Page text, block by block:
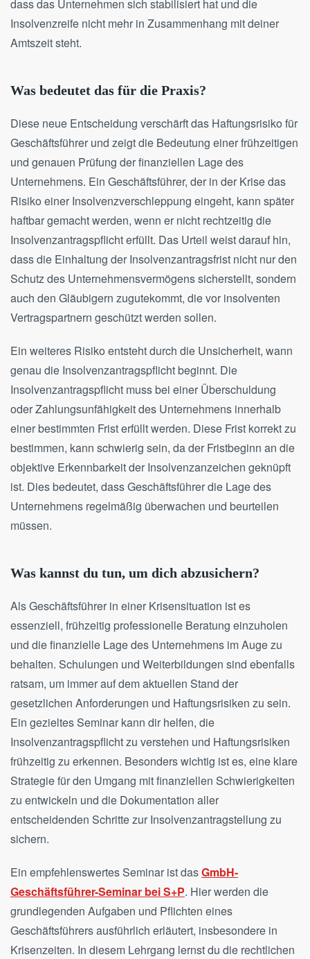
dass das Unternehmen sich stabilisiert hat und die
Insolvenzreife nicht mehr in Zusammenhang mit deiner
Amtszeit steht.
Was bedeutet das für die Praxis?
Diese neue Entscheidung verschärft das Haftungsrisiko für
Geschäftsführer und zeigt die Bedeutung einer frühzeitigen
und genauen Prüfung der finanziellen Lage des
Unternehmens. Ein Geschäftsführer, der in der Krise das
Risiko einer Insolvenzverschleppung eingeht, kann später
haftbar gemacht werden, wenn er nicht rechtzeitig die
Insolvenzantragspflicht erfüllt. Das Urteil weist darauf hin,
dass die Einhaltung der Insolvenzantragsfrist nicht nur den
Schutz des Unternehmensvermögens sicherstellt, sondern
auch den Gläubigern zugutekommt, die vor insolventen
Vertragspartnern geschützt werden sollen.
Ein weiteres Risiko entsteht durch die Unsicherheit, wann
genau die Insolvenzantragspflicht beginnt. Die
Insolvenzantragspflicht muss bei einer Überschuldung
oder Zahlungsunfähigkeit des Unternehmens innerhalb
einer bestimmten Frist erfüllt werden. Diese Frist korrekt zu
bestimmen, kann schwierig sein, da der Fristbeginn an die
objektive Erkennbarkeit der Insolvenzanzeichen geknüpft
ist. Dies bedeutet, dass Geschäftsführer die Lage des
Unternehmens regelmäßig überwachen und beurteilen
müssen.
Was kannst du tun, um dich abzusichern?
Als Geschäftsführer in einer Krisensituation ist es
essenziell, frühzeitig professionelle Beratung einzuholen
und die finanzielle Lage des Unternehmens im Auge zu
behalten. Schulungen und Weiterbildungen sind ebenfalls
ratsam, um immer auf dem aktuellen Stand der
gesetzlichen Anforderungen und Haftungsrisiken zu sein.
Ein gezieltes Seminar kann dir helfen, die
Insolvenzantragspflicht zu verstehen und Haftungsrisiken
frühzeitig zu erkennen. Besonders wichtig ist es, eine klare
Strategie für den Umgang mit finanziellen Schwierigkeiten
zu entwickeln und die Dokumentation aller
entscheidenden Schritte zur Insolvenzantragstellung zu
sichern.
Ein empfehlenswertes Seminar ist dasGmbH-
Geschäftsführer-Seminar beiS+P. Hier werden die
grundlegenden Aufgaben und Pflichten eines
Geschäftsführers ausführlich erläutert, insbesondere in
Krisenzeiten. In diesem Lehrgang lernst du die rechtlichen